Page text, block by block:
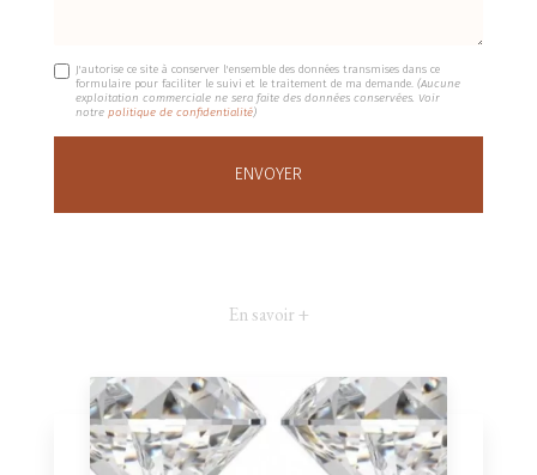
J'autorise ce site à conserver l'ensemble des données transmises dans ce
formulaire pour faciliter le suivi et le traitement de ma demande.(Aucune
exploitation commerciale ne sera faite des données conservées. Voir
notrepolitique de confidentialité)
En savoir +